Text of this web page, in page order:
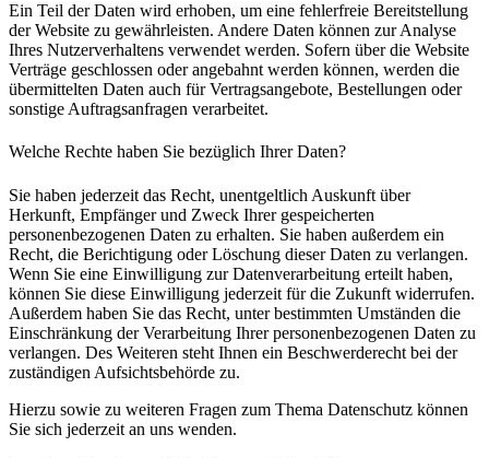
Ein Teil der Daten wird erhoben, um eine fehlerfreie Bereitstellung
der Website zu gewährleisten. Andere Daten können zur Analyse
Ihres Nutzerverhaltens verwendet werden. Sofern über die Website
Verträge geschlossen oder angebahnt werden können, werden die
übermittelten Daten auch für Vertragsangebote, Bestellungen oder
sonstige Auftragsanfragen verarbeitet.
Welche Rechte haben Sie bezüglich Ihrer Daten?
Sie haben jederzeit das Recht, unentgeltlich Auskunft über
Herkunft, Empfänger und Zweck Ihrer gespeicherten
personenbezogenen Daten zu erhalten. Sie haben außerdem ein
Recht, die Berichtigung oder Löschung dieser Daten zu verlangen.
Wenn Sie eine Einwilligung zur Datenverarbeitung erteilt haben,
können Sie diese Einwilligung jederzeit für die Zukunft widerrufen.
Außerdem haben Sie das Recht, unter bestimmten Umständen die
Einschränkung der Verarbeitung Ihrer personenbezogenen Daten zu
verlangen. Des Weiteren steht Ihnen ein Beschwerderecht bei der
zuständigen Aufsichtsbehörde zu.
Hierzu sowie zu weiteren Fragen zum Thema Datenschutz können
Sie sich jederzeit an uns wenden.